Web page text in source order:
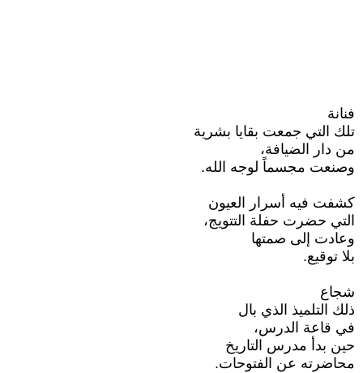
فنانة
تلك التي جمعت بقايا بشرية
من دار الضيافة،
وصنعت مجسماً لوجه الله.
كشفت فيه أسرار العيون
التي حضرت حفلة التتويج،
وعادت إلى صمتها
بلا توقيع.
شجاع
ذلك التلميذ الذي بال
في قاعة الدرس،
حين بدأ مدرس التاريخ
محاضرته عن الفتوحات.